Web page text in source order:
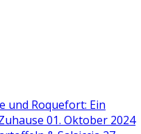
und Roquefort: Ein
01. Oktober 2024